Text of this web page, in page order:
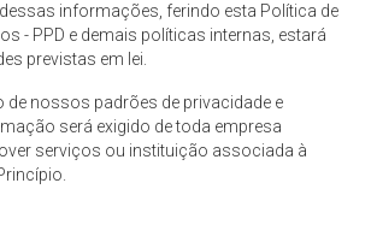
informações, ferindo esta Política de
- PPD e demais políticas internas, estará
previstas em lei.
de nossos padrões de privacidade e
será exigido de toda empresa
serviços ou instituição associada à